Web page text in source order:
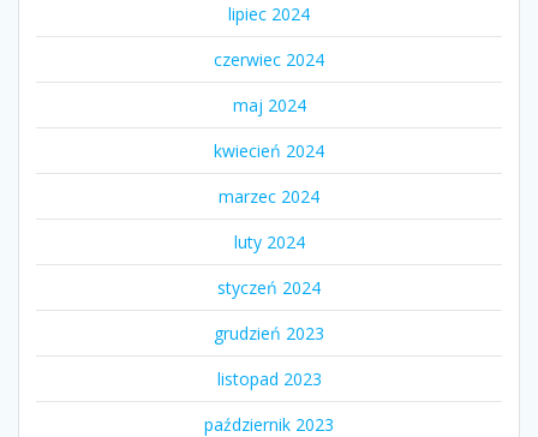
lipiec 2024
czerwiec 2024
maj 2024
kwiecień 2024
marzec 2024
luty 2024
styczeń 2024
grudzień 2023
listopad 2023
październik 2023